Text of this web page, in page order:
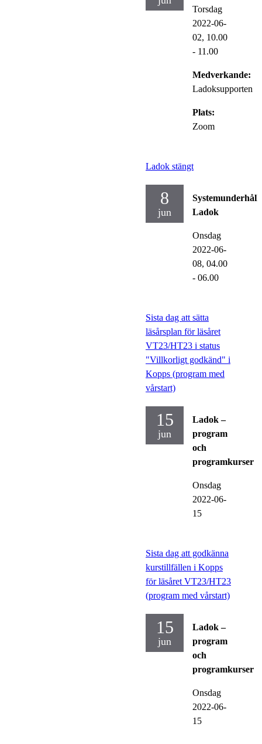
Torsdag
2022-06-
02, 10.00
- 11.00
Medverkande:
Ladoksupporten
Plats:
Zoom
Ladok stängt
8
jun
Systemunderhåll
Ladok
Onsdag
2022-06-
08, 04.00
- 06.00
Sista dag att sätta
läsårsplan för läsåret
VT23/HT23 i status
"Villkorligt godkänd" i
Kopps (program med
vårstart)
15
jun
Ladok –
program
och
programkurser
Onsdag
2022-06-
15
Sista dag att godkänna
kurstillfällen i Kopps
för läsåret VT23/HT23
(program med vårstart)
15
jun
Ladok –
program
och
programkurser
Onsdag
2022-06-
15